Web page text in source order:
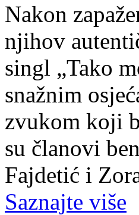
Nakon
njihov
singl „Tako
snažnim
zvukom koji
su članovi
Fajdetić i
Saznajte više